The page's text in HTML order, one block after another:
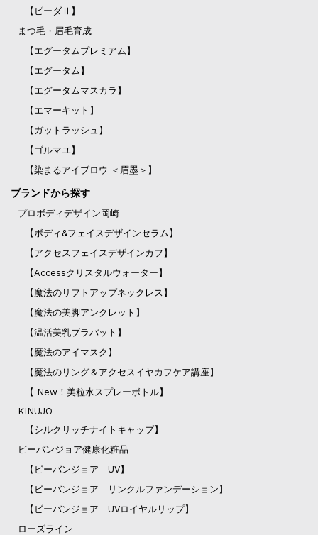
【ピーダⅡ】
まつ毛・眉毛育成
【エグータムプレミアム】
【エグータム】
【エグータムマスカラ】
【エマーキット】
【ガットラッシュ】
【ゴルマユ】
【染まるアイブロウ ＜眉墨＞】
ブランドから探す
プロボディデザイン岡崎
【ボディ&フェイスデザインセラム】
【アクセスフェイスデザインカフ】
【Accessクリスタルウォーター】
【魔法のリフトアップネックレス】
【魔法の美脚アンクレット】
【温活美乳ブラパット】
【魔法のアイマスク】
【魔法のリング＆アクセスイヤカフケア講座】
【 New！美粒水スプレーボトル】
KINUJO
【シルクリッチナイトキャップ】
ビーバンジョア健康化粧品
【ビーバンジョア UV】
【ビーバンジョア リンクルファンデーション】
【ビーバンジョア UVロイヤルリップ】
ローズライン